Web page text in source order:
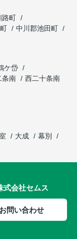
路町
中川郡池田町
ケ岱
条南
西二十条南
大成
幕別
式会社セムス
問い合わせ